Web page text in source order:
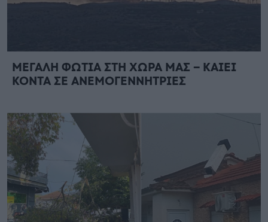
ΜΕΓΑΛΗ ΦΩΤΙΑ ΣΤΗ ΧΩΡΑ ΜΑΣ – ΚΑΙΕΙ
ΚΟΝΤΑ ΣΕ ΑΝΕΜΟΓΕΝΝΗΤΡΙΕΣ